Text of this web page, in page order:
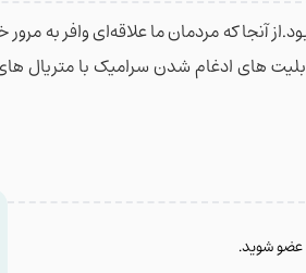
آنجا که مردمان ما علاقه‌ای وافر به مرور
های ادغام شدن سرامیک با متریال
عضو شوید.